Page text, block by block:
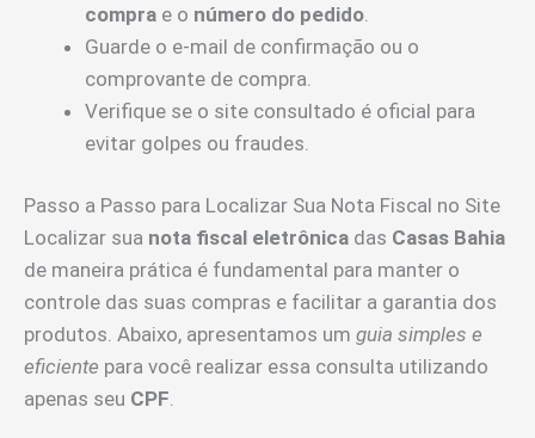
compra e o número do pedido
Guarde o e-mail de confirmação ou o
comprovante de compra.
Verifique se o site consultado é oficial para
evitar golpes ou fraudes.
Passo a Passo para Localizar Sua Nota Fiscal no Site
Localizar sua nota fiscal eletrônica das Casas Bahia
de maneira prática é fundamental para manter o
controle das suas compras e facilitar a garantia dos
produtos. Abaixo, apresentamos um guia simples e
eficiente para você realizar essa consulta utilizando
apenas seu CPF.